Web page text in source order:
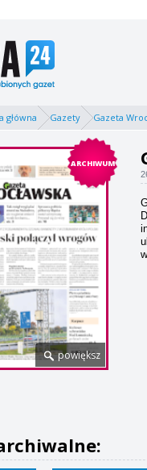
główna Gazety Gazeta
ARCHIWUM
powiększ